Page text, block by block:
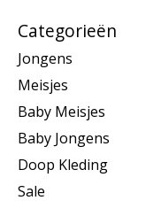
Categorieën
Jongens
Meisjes
Baby Meisjes
Baby Jongens
Doop Kleding
Sale